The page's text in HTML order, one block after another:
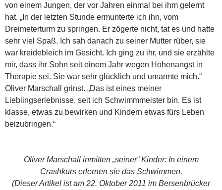
von einem Jungen, der vor Jahren einmal bei ihm gelernt
hat. „In der letzten Stunde ermunterte ich ihn, vom
Dreimeterturm zu springen. Er zögerte nicht, tat es und hatte
sehr viel Spaß. Ich sah danach zu seiner Mutter rüber, sie
war kreidebleich im Gesicht. Ich ging zu ihr, und sie erzählte
mir, dass ihr Sohn seit einem Jahr wegen Höhenangst in
Therapie sei. Sie war sehr glücklich und umarmte mich.“
Oliver Marschall grinst. „Das ist eines meiner
Lieblingserlebnisse, seit ich Schwimmmeister bin. Es ist
klasse, etwas zu bewirken und Kindern etwas fürs Leben
beizubringen.“
Oliver Marschall inmitten „seiner“ Kinder: In einem
Crashkurs erlernen sie das Schwimmen.
(Dieser Artikel ist am 22. Oktober 2011 im Bersenbrücker